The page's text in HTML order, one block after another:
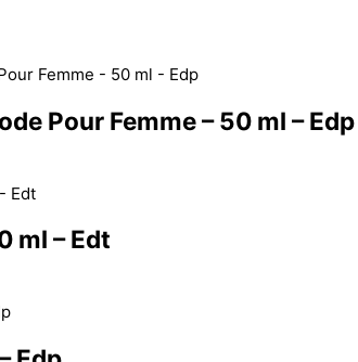
Pour Femme – 50 ml – Edp
ml – Edt